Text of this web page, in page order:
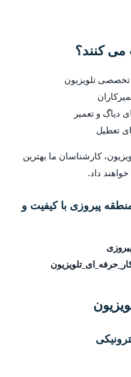
می کنند؟
دیاگ و تعمیر
کارشناسان ما بهترین
داد.
پیروزی با کیفیت و